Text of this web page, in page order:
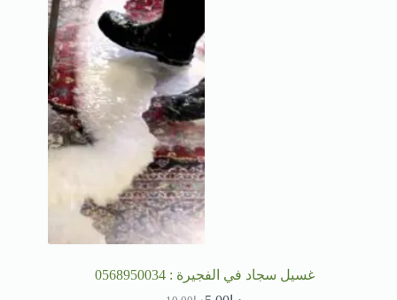
غسيل سجاد في الفجيرة : 0568950034